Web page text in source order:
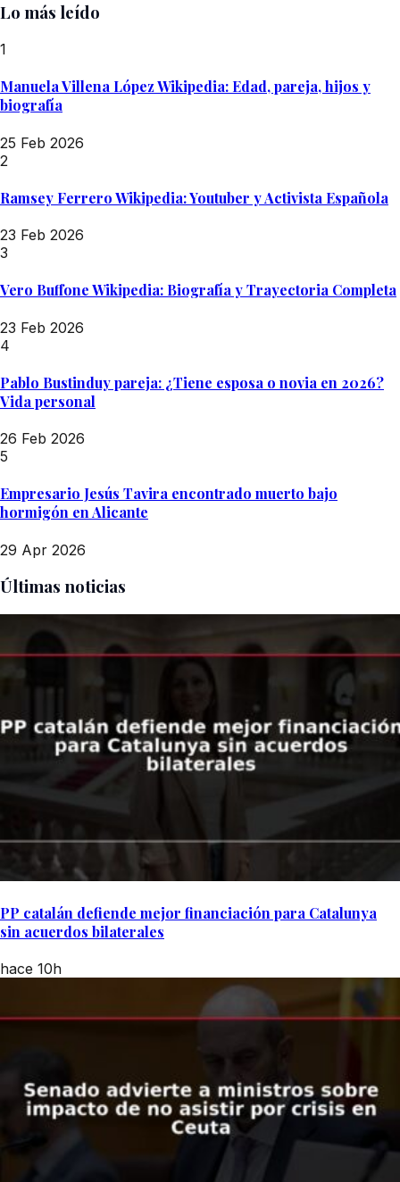
Lo más leído
1
Manuela Villena López Wikipedia: Edad, pareja, hijos y
biografía
25 Feb 2026
2
Ramsey Ferrero Wikipedia: Youtuber y Activista Española
23 Feb 2026
3
Vero Buffone Wikipedia: Biografía y Trayectoria Completa
23 Feb 2026
4
Pablo Bustinduy pareja: ¿Tiene esposa o novia en 2026?
Vida personal
26 Feb 2026
5
Empresario Jesús Tavira encontrado muerto bajo
hormigón en Alicante
29 Apr 2026
Últimas noticias
PP catalán defiende mejor financiación para Catalunya
sin acuerdos bilaterales
hace 10h